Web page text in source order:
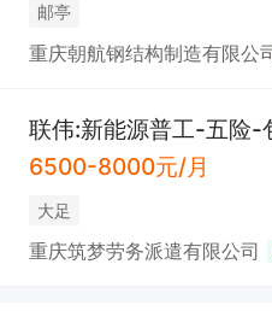
邮亭
重庆朝航钢结构制造有限公
联伟:新能源普工-五险-
6500-8000元/月
大足
重庆筑梦劳务派遣有限公司